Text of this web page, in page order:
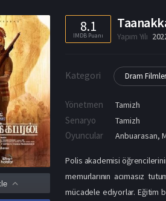
8.1
IMDB Puanı Yapım Yılı
Kategori Dram
Yönetmen Tamizh
Senaryo Tamizh
Oyuncular Anbuarasan,
Polis akademisi
memurlarının acımasız
mücadele ediyorlar. Eğitim